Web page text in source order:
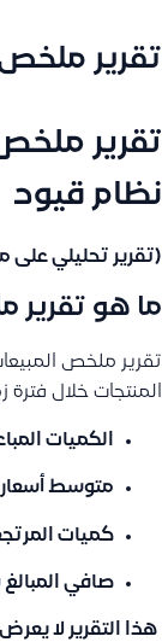
تقرير ملخص
تقرير
نظام قيود
(تقرير تحليلي
ما هو تقرير
تقرير ملخص
المنتجات خلال
الكميات
متوسط أسعار
كميات
صافي
هذا التقرير لا